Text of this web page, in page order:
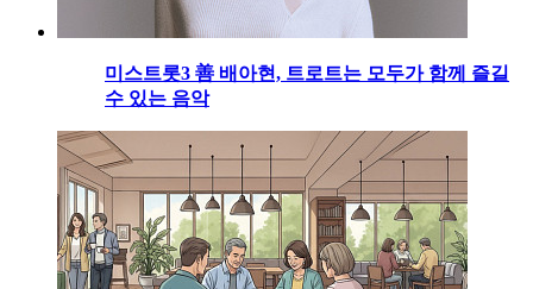
미스트롯3 善 배아현, 트로트는 모두가 함께 즐길
수 있는 음악